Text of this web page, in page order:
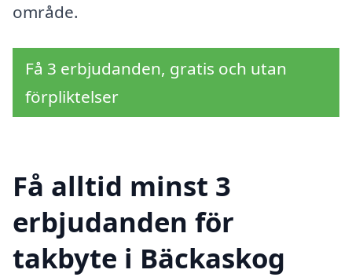
område.
Få 3 erbjudanden, gratis och utan
förpliktelser
Få alltid minst 3
erbjudanden för
takbyte i Bäckaskog